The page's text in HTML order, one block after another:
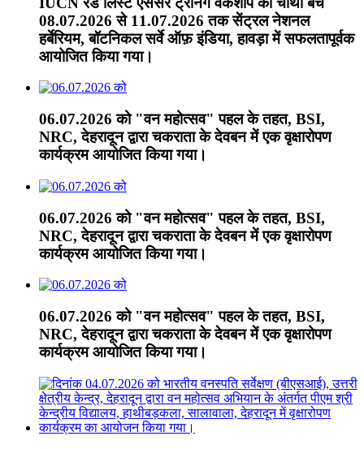
08.07.2026 से 11.07.2026 तक सेंट्रल नेशनल
हर्बेरियम, बॉटनिकल सर्वे ऑफ़ इंडिया, हावड़ा में सफलतापूर्वक
आयोजित किया गया।
06.07.2026 को "वन महोत्सव" पहल के तहत, BSI,
NRC, देहरादून द्वारा चकराता के देवबन में एक वृक्षारोपण
कार्यक्रम आयोजित किया गया।
06.07.2026 को "वन महोत्सव" पहल के तहत, BSI,
NRC, देहरादून द्वारा चकराता के देवबन में एक वृक्षारोपण
कार्यक्रम आयोजित किया गया।
06.07.2026 को "वन महोत्सव" पहल के तहत, BSI,
NRC, देहरादून द्वारा चकराता के देवबन में एक वृक्षारोपण
कार्यक्रम आयोजित किया गया।